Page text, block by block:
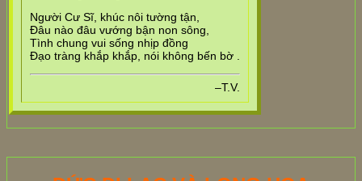
Người Cư Sĩ, khúc nôi tường tận,
Đâu nào đâu vướng bận non sông,
Tình chung vui sống nhịp đồng
Đạo tràng khắp khắp, nói không bến bờ .
–T.V.